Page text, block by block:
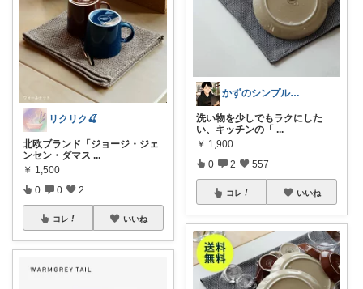
リクリク🍒
北欧ブランド「ジョージ・ジェ
ンセン・ダマス ...
￥ 1,500
0 0 2
コレ いいね
かずのシンプル生活｜一生モノに出会う場所
洗い物を少しでもラクにした
い、キッチンの「 ...
￥ 1,900
0 2 557
コレ いいね